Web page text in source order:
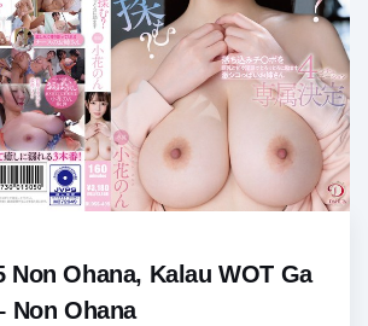
Non Ohana, Kalau WOT Ga
Non Ohana